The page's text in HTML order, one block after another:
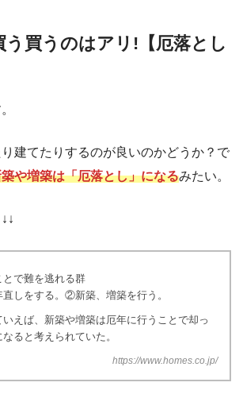
う買うのはアリ!【厄落とし
建てたりするのが良いのかどうか？で
や増築は「厄落とし」になるみたい。
とで難を逃れる群
しをする。②新築、増築を行う。
えば、新築や増築は厄年に行うことで却っ
ると考えられていた。
https://www.homes.co.jp/